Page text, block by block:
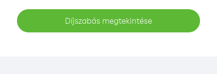
Díjszabás megtekintése